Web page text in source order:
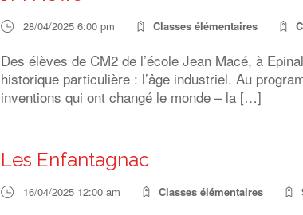
28/04/2025 6:00 pm Classes élémentaires
Des élèves de CM2 de l’école Jean Macé, à
historique particulière : l’âge industriel. Au
inventions qui ont changé le monde – la […]
Les Enfantagnac
16/04/2025 12:00 am Classes élémentaires